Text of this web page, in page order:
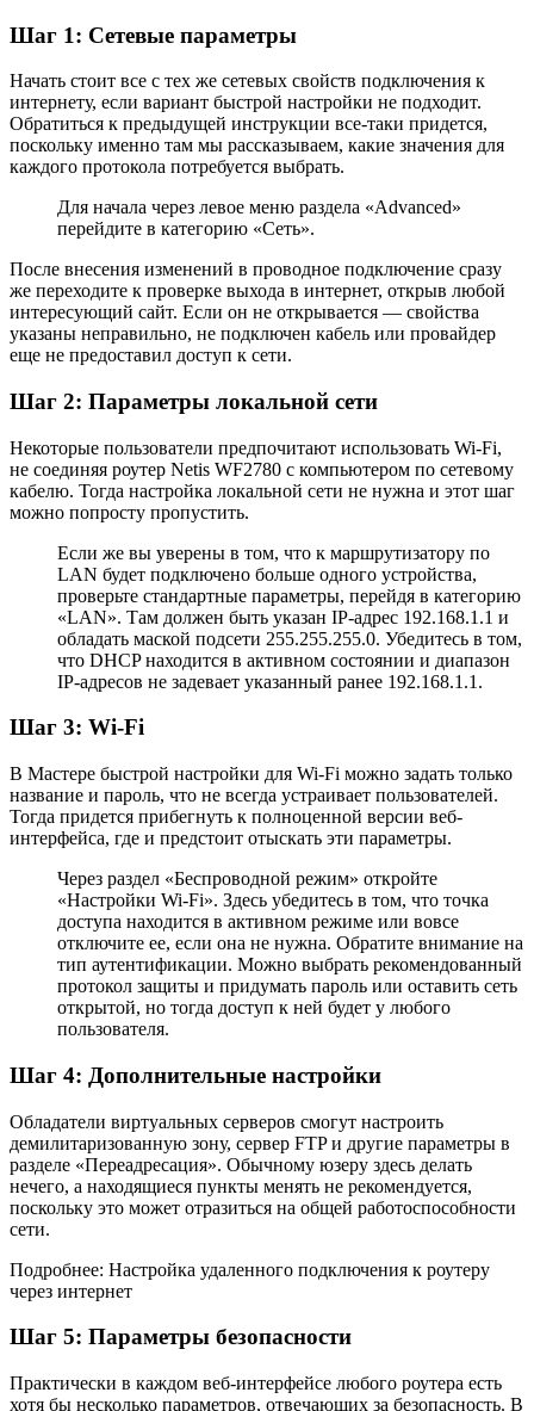
Шаг 1: Сетевые параметры
Начать стоит все с тех же сетевых свойств подключения к
интернету, если вариант быстрой настройки не подходит.
Обратиться к предыдущей инструкции все-таки придется,
поскольку именно там мы рассказываем, какие значения для
каждого протокола потребуется выбрать.
Для начала через левое меню раздела «Advanced»
перейдите в категорию «Сеть».
После внесения изменений в проводное подключение сразу
же переходите к проверке выхода в интернет, открыв любой
интересующий сайт. Если он не открывается — свойства
указаны неправильно, не подключен кабель или провайдер
еще не предоставил доступ к сети.
Шаг 2: Параметры локальной сети
Некоторые пользователи предпочитают использовать Wi-Fi,
не соединяя роутер Netis WF2780 с компьютером по сетевому
кабелю. Тогда настройка локальной сети не нужна и этот шаг
можно попросту пропустить.
Если же вы уверены в том, что к маршрутизатору по
LAN будет подключено больше одного устройства,
проверьте стандартные параметры, перейдя в категорию
«LAN». Там должен быть указан IP-адрес 192.168.1.1 и
обладать маской подсети 255.255.255.0. Убедитесь в том,
что DHCP находится в активном состоянии и диапазон
IP-адресов не задевает указанный ранее 192.168.1.1.
Шаг 3: Wi-Fi
В Мастере быстрой настройки для Wi-Fi можно задать только
название и пароль, что не всегда устраивает пользователей.
Тогда придется прибегнуть к полноценной версии веб-
интерфейса, где и предстоит отыскать эти параметры.
Через раздел «Беспроводной режим» откройте
«Настройки Wi-Fi». Здесь убедитесь в том, что точка
доступа находится в активном режиме или вовсе
отключите ее, если она не нужна. Обратите внимание на
тип аутентификации. Можно выбрать рекомендованный
протокол защиты и придумать пароль или оставить сеть
открытой, но тогда доступ к ней будет у любого
пользователя.
Шаг 4: Дополнительные настройки
Обладатели виртуальных серверов смогут настроить
демилитаризованную зону, сервер FTP и другие параметры в
разделе «Переадресация». Обычному юзеру здесь делать
нечего, а находящиеся пункты менять не рекомендуется,
поскольку это может отразиться на общей работоспособности
сети.
Подробнее: Настройка удаленного подключения к роутеру
через интернет
Шаг 5: Параметры безопасности
Практически в каждом веб-интерфейсе любого роутера есть
хотя бы несколько параметров, отвечающих за безопасность. В